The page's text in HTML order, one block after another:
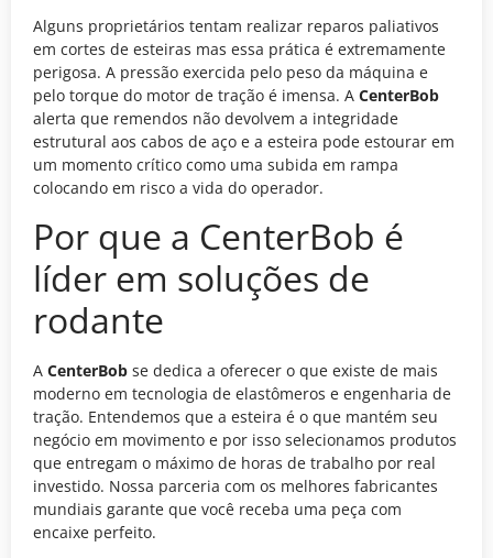
Alguns proprietários tentam realizar reparos paliativos
em cortes de esteiras mas essa prática é extremamente
perigosa. A pressão exercida pelo peso da máquina e
pelo torque do motor de tração é imensa. A CenterBob
alerta que remendos não devolvem a integridade
estrutural aos cabos de aço e a esteira pode estourar em
um momento crítico como uma subida em rampa
colocando em risco a vida do operador.
Por que a CenterBob é
líder em soluções de
rodante
A CenterBob se dedica a oferecer o que existe de mais
moderno em tecnologia de elastômeros e engenharia de
tração. Entendemos que a esteira é o que mantém seu
negócio em movimento e por isso selecionamos produtos
que entregam o máximo de horas de trabalho por real
investido. Nossa parceria com os melhores fabricantes
mundiais garante que você receba uma peça com
encaixe perfeito.